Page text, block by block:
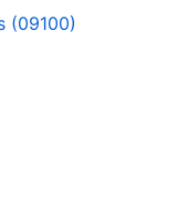
(09100)